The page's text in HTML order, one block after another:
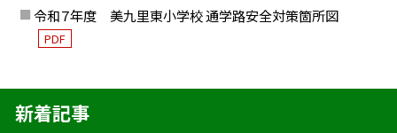
令和７年度 美九里東小学校 通学路安全対策箇所図
PDF
新着記事